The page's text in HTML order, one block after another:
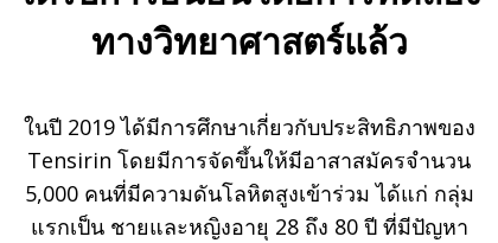
ทางวิทยาศาสตร์แล้ว
ในปี 2019 ได้มีการศึกษาเกี่ยวกับประสิทธิภาพของ
Tensirin โดยมีการจัดขึ้นให้มีอาสาสมัครจำนวน
5,000 คนที่มีความดันโลหิตสูงเข้าร่วม ได้แก่ กลุ่ม
แรกเป็น ชายและหญิงอายุ 28 ถึง 80 ปี ที่มีปัญหา